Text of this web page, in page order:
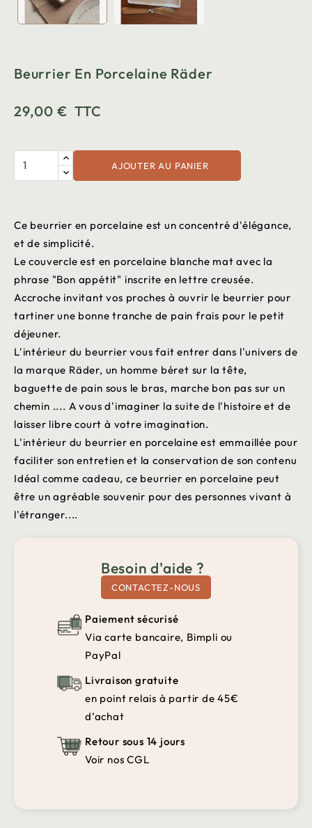
Beurrier En Porcelaine Räder
29,00 € TTC
AJOUTER AU PANIER
Ce beurrier en porcelaine est un concentré d'élégance,
et de simplicité.
Le couvercle est en porcelaine blanche mat avec la
phrase "Bon appétit" inscrite en lettre creusée.
Accroche invitant vos proches à ouvrir le beurrier pour
tartiner une bonne tranche de pain frais pour le petit
déjeuner.
L'intérieur du beurrier vous fait entrer dans l'univers de
la marque Räder, un homme béret sur la tête,
baguette de pain sous le bras, marche bon pas sur un
chemin .... A vous d'imaginer la suite de l'histoire et de
laisser libre court à votre imagination.
L'intérieur du beurrier en porcelaine est emmaillée pour
faciliter son entretien et la conservation de son contenu
Idéal comme cadeau, ce beurrier en porcelaine peut
être un agréable souvenir pour des personnes vivant à
l'étranger....
Besoin d'aide ?
CONTACTEZ-NOUS
Paiement sécurisé
Via carte bancaire, Bimpli ou
PayPal
Livraison gratuite
en point relais à partir de 45€
d’achat
Retour sous 14 jours
Voir nos CGL